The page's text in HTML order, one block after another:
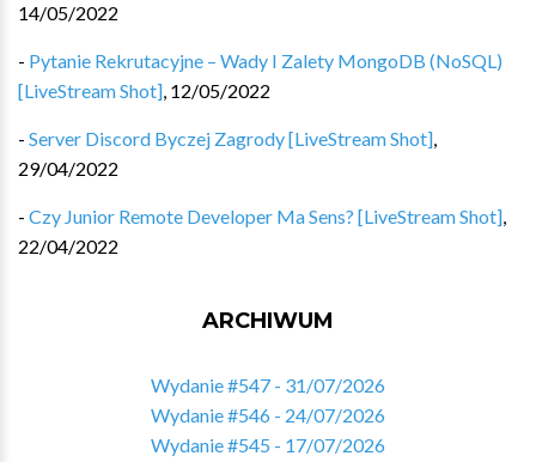
14/05/2022
- Pytanie Rekrutacyjne – Wady I Zalety MongoDB (NoSQL)
[LiveStream Shot], 12/05/2022
- Server Discord Byczej Zagrody [LiveStream Shot],
29/04/2022
- Czy Junior Remote Developer Ma Sens? [LiveStream Shot],
22/04/2022
ARCHIWUM
Wydanie #547 - 31/07/2026
Wydanie #546 - 24/07/2026
Wydanie #545 - 17/07/2026